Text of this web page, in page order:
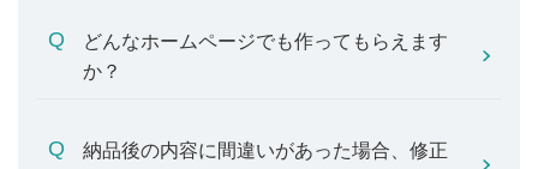
どんなホームページでも作ってもらえます
か？
納品後の内容に間違いがあった場合、修正